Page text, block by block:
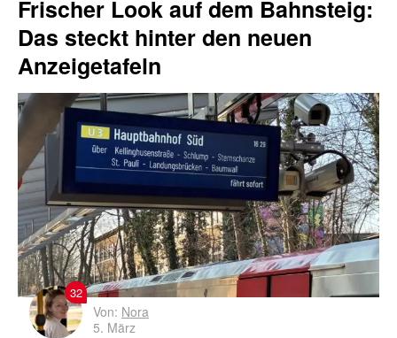
Frischer Look auf dem Bahnsteig:
Das steckt hinter den neuen
Anzeigetafeln
32
Von: Nora
5. März